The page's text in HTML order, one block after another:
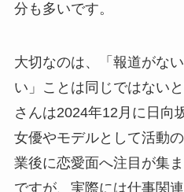
分も多いです。
大切なのは、「報道がな
い」ことは同じではない
さんは2024年12月に日向
女優やモデルとして活動
業後に恋愛面へ注目が集
ですが、実際には仕事関